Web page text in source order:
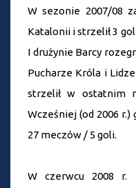
W sezonie 2007/08
Katalonii i strzelił 3
I drużynie Barcy
Pucharze Króla i
strzelił w ostatnim
Wcześniej (od 2006 r.)
27 meczów / 5 goli.
W czerwcu 2008 r.